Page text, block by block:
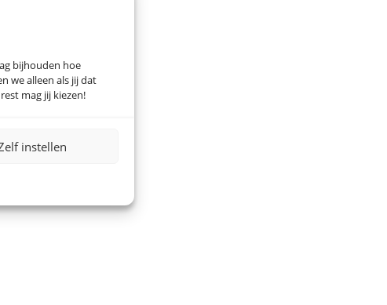
bijhouden hoe
we alleen als jij dat
mag jij kiezen!
instellen